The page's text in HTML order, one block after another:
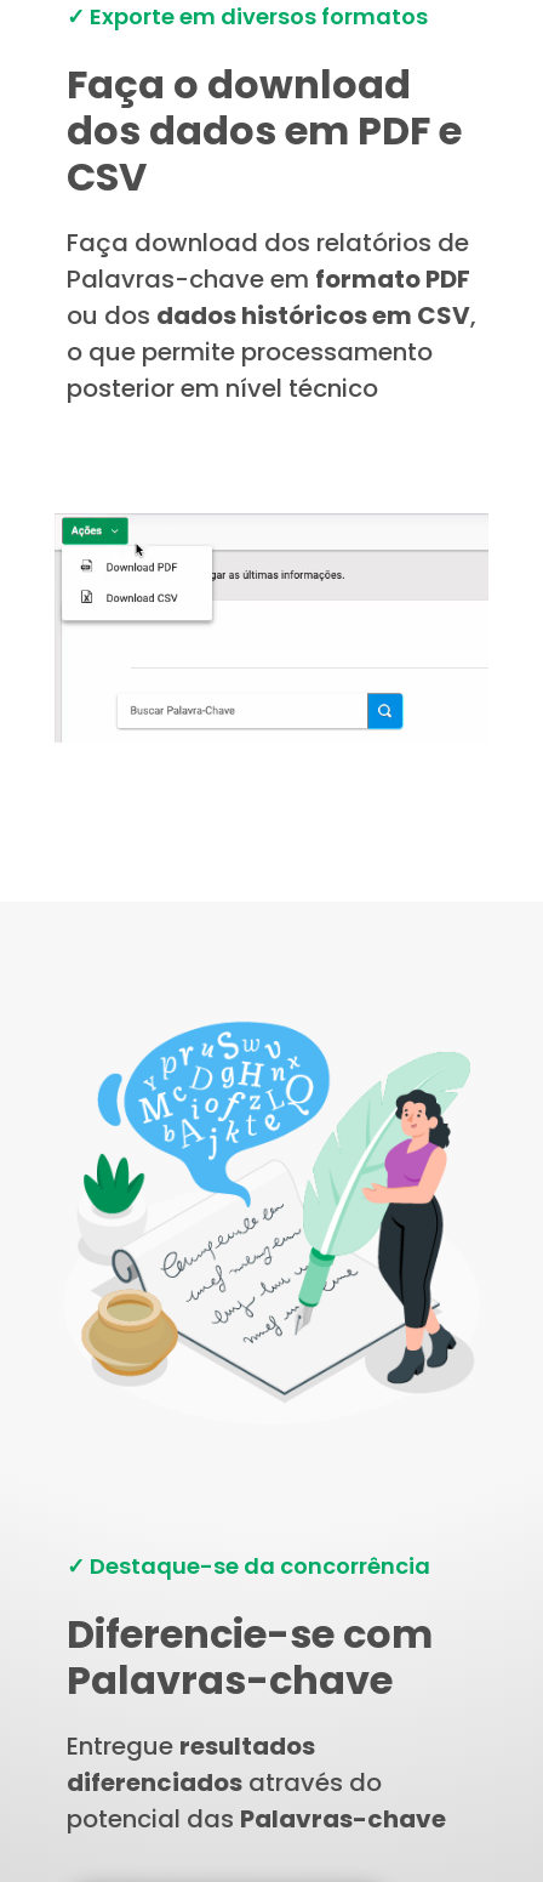
✓ Exporte em diversos formatos
Faça o download
dos dados em PDF e
CSV
Faça download dos relatórios de
Palavras-chave em formato PDF
ou dos dados históricos em CSV,
o que permite processamento
posterior em nível técnico
✓ Destaque-se da concorrência
Diferencie-se com
Palavras-chave
Entregue resultados
diferenciadosatravés do
potencial das Palavras-chave